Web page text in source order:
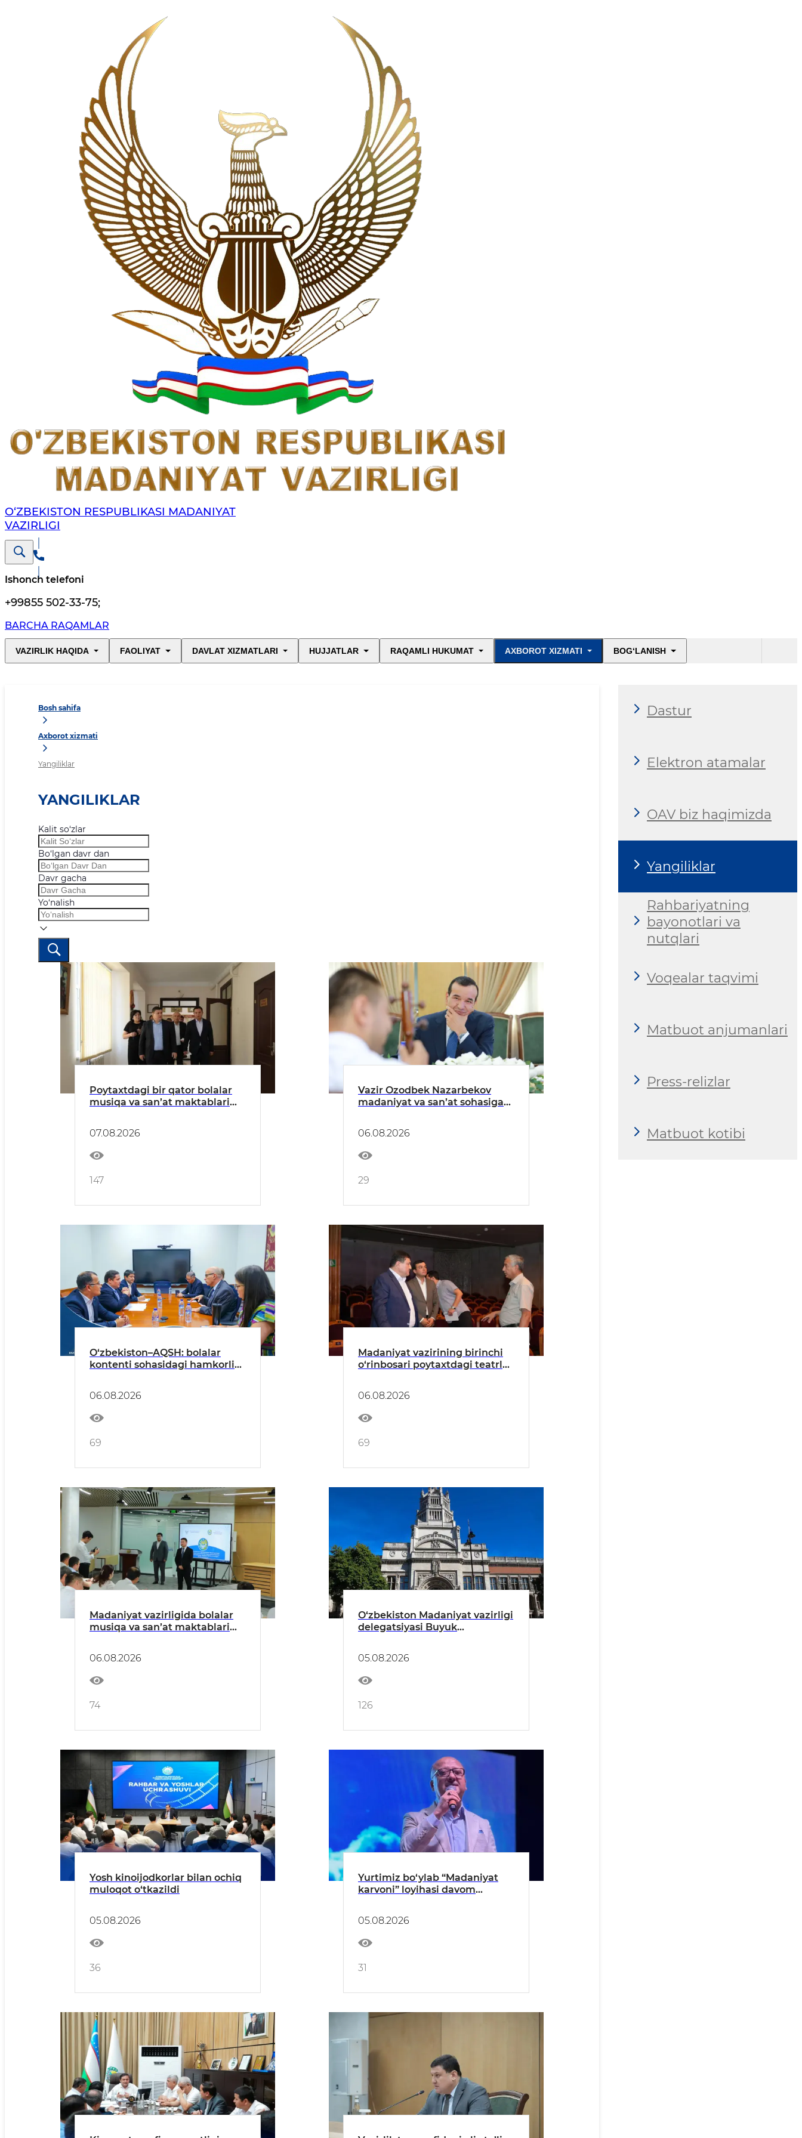
O‘ZBEKISTON RESPUBLIKASI MADANIYAT
VAZIRLIGI
Ishonch telefoni
+99855 502-33-75;
BARCHA RAQAMLAR
VAZIRLIK HAQIDA FAOLIYAT DAVLAT XIZMATLARI HUJJATLAR RAQAMLI HUKUMAT AXBOROT XIZMATI BOG‘LANISH
Bosh sahifa
Axborot xizmati
Yangiliklar
YANGILIKLAR
Kalit so‘zlar
Bo‘lgan davr dan
Davr gacha
Yo‘nalish
Poytaxtdagi bir qator bolalar
musiqa va san’at maktablari
07.08.2026
147
Vazir Ozodbek Nazarbekov
madaniyat va san’at sohasiga
06.08.2026
29
O‘zbekiston–AQSH: bolalar
kontenti sohasidagi hamkorlik
06.08.2026
69
Madaniyat vazirining birinchi
o‘rinbosari poytaxtdagi teatrlar
06.08.2026
69
Madaniyat vazirligida bolalar
musiqa va san’at maktablari
seminar o‘tkazildi
06.08.2026
74
O‘zbekiston Madaniyat vazirligi
delegatsiyasi Buyuk
05.08.2026
126
Yosh kinoijodkorlar bilan ochiq
muloqot o‘tkazildi
05.08.2026
36
Yurtimiz bo‘ylab “Madaniyat
karvoni” loyihasi davom
05.08.2026
31
Dastur
Elektron atamalar
OAV biz haqimizda
Yangiliklar
Rahbariyatning
bayonotlari va
nutqlari
Voqealar taqvimi
Matbuot anjumanlari
Press-relizlar
Matbuot kotibi